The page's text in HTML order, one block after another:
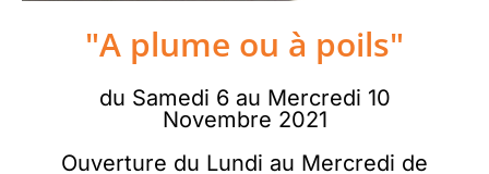
"A plume ou à poils"
du Samedi 6 au Mercredi 10
Novembre 2021
Ouverture du Lundi au Mercredi de